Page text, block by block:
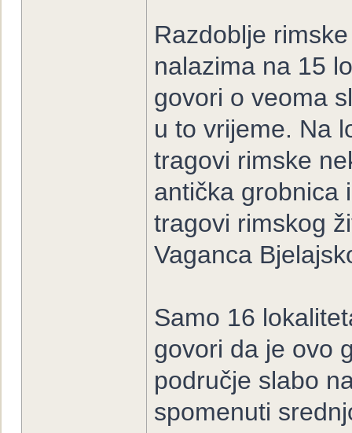
Razdoblje
nalazima na 15
govori o veoma
u to vrijeme. Na
tragovi rimske
antička grobnica
tragovi rimskog
Vaganca
Samo 16
govori da je ovo
područje slabo
spomenuti